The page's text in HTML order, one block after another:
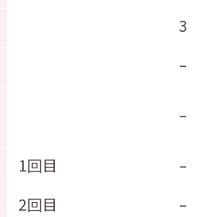
–
–
1回目
–
2回目
–